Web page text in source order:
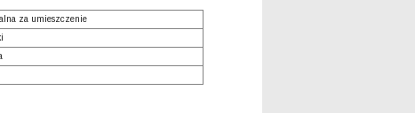
za umieszczenie